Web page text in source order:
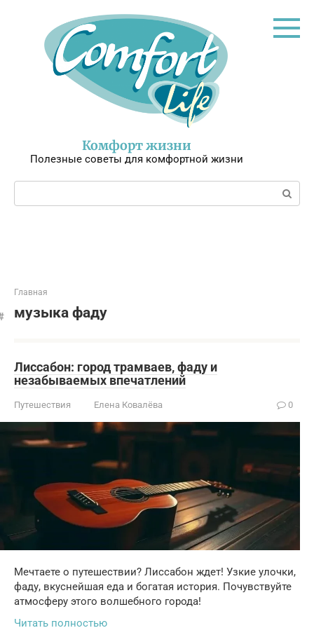
Комфорт жизни
Полезные советы для комфортной жизни
Поиск:
Главная
музыка фаду
Лиссабон: город трамваев, фаду и
незабываемых впечатлений
Путешествия Елена Ковалёва 0
Мечтаете о путешествии? Лиссабон ждет! Узкие улочки,
фаду, вкуснейшая еда и богатая история. Почувствуйте
атмосферу этого волшебного города!
Читать полностью